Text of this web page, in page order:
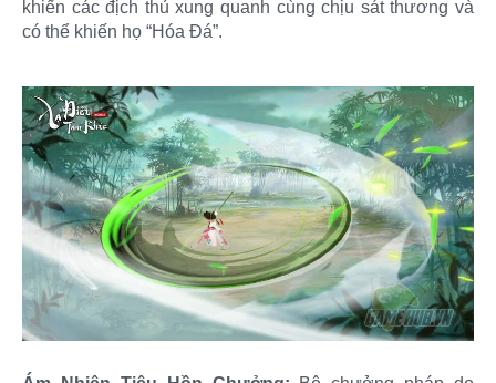
khiến các địch thủ xung quanh cùng chịu sát thương và
có thể khiến họ “Hóa Đá”.